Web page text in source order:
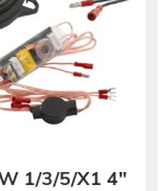
1/3/5/X1 4″